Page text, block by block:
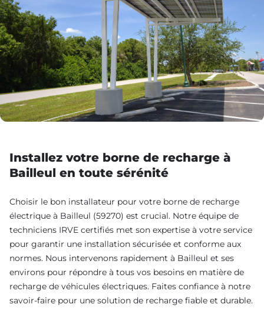
Installez votre borne de recharge à
Bailleul en toute sérénité
Choisir le bon installateur pour votre borne de recharge
électrique à Bailleul (59270) est crucial. Notre équipe de
techniciens IRVE certifiés met son expertise à votre service
pour garantir une installation sécurisée et conforme aux
normes. Nous intervenons rapidement à Bailleul et ses
environs pour répondre à tous vos besoins en matière de
recharge de véhicules électriques. Faites confiance à notre
savoir-faire pour une solution de recharge fiable et durable.